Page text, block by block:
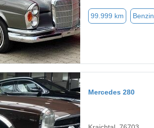
99.999 km Benzin
Mercedes 280